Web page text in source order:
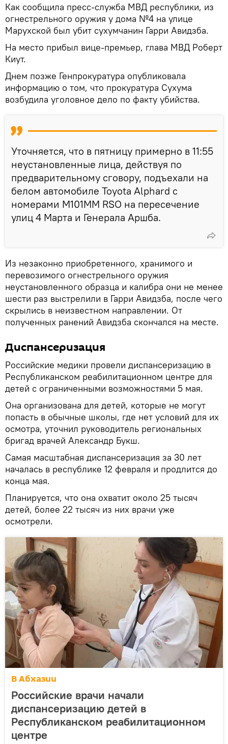
Как сообщила пресс-служба МВД республики, из
огнестрельного оружия у дома №4 на улице
Марухской был убит сухумчанин Гарри Авидзба.
На место прибыл вице-премьер, глава МВД Роберт
Киут.
Днем позже Генпрокуратура опубликовала
информацию о том, что прокуратура Сухума
возбудила уголовное дело по факту убийства.
Уточняется, что в пятницу примерно в 11:55
неустановленные лица, действуя по
предварительному сговору, подъехали на
белом автомобиле Toyota Alphard с
номерами М101ММ RSO на пересечение
улиц 4 Марта и Генерала Аршба.
Из незаконно приобретенного, хранимого и
перевозимого огнестрельного оружия
неустановленного образца и калибра они не менее
шести раз выстрелили в Гарри Авидзба, после чего
скрылись в неизвестном направлении. От
полученных ранений Авидзба скончался на месте.
Диспансеризация
Российские медики провели диспансеризацию в
Республиканском реабилитационном центре для
детей с ограниченными возможностями 5 мая.
Она организована для детей, которые не могут
попасть в обычные школы, где нет условий для их
осмотра, уточнил руководитель региональных
бригад врачей Александр Букш.
Самая масштабная диспансеризация за 30 лет
началась в республике 12 февраля и продлится до
конца мая.
Планируется, что она охватит около 25 тысяч
детей, более 22 тысяч из них врачи уже
осмотрели.
В Абхазии
Российские врачи начали
диспансеризацию детей в
Республиканском реабилитационном
центре